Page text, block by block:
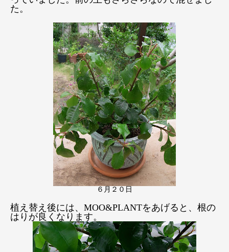
た。
６月２０日
植え替え後には、MOO&PLANTをあげると、根の
はりが良くなります。